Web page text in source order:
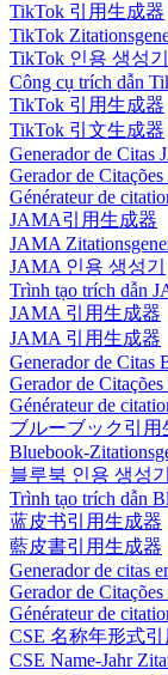
TikTok 引用生成器
TikTok
TikTok 인용 생성기
Công cụ trích dẫn
TikTok 引用生成器
TikTok 引文生成器
Generador de Citas
Gerador de
Générateur de
JAMA引用生成器
JAMA
JAMA 인용 생성기
Trình tạo trích dẫn
JAMA 引用生成器
JAMA 引用生成器
Generador de Citas
Gerador de
Générateur de
ブルーブック引用
Bluebook-
블루북 인용 생성기
Trình tạo trích dẫn
蓝皮书引用生成器
藍皮書引用生成器
Generador de citas
Gerador de
Générateur de
CSE 名称年形式
CSE Name-Jahr